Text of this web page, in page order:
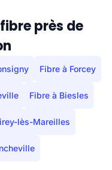
près de
Fibre à Forcey
Fibre à Biesles
lès-Mareilles